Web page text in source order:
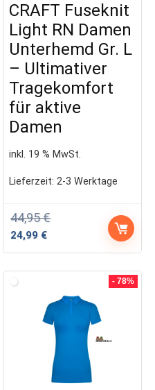
CRAFT Fuseknit
Light RN Damen
Unterhemd Gr. L
– Ultimativer
Tragekomfort
für aktive
Damen
44,95€
Ursprünglicher
24,99 €Aktueller
inkl. 19 % MwSt.
Lieferzeit:2-3 Werktage
- 78%